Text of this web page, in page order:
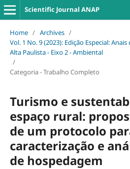
Scientific Journal ANAP
Home / Archives /
Vol. 1 No. 9 (2023): Edição Especial:
Alta Paulista - Eixo 2 - Ambiental
/
Categoria - Trabalho Completo
Turismo e
espaço rural:
de um protocolo
caracterização e
de hospedagem